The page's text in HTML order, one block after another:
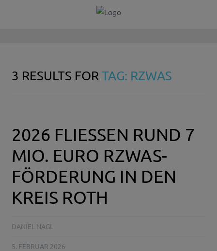
3 RESULTS FORTAG: RZWAS
2026 FLIESSEN RUND 7 M
IO. EURO RZWAS-F
ÖRDERUNG IN DEN K
REIS ROTH
DANIEL NAGL
5. FEBRUAR 2026